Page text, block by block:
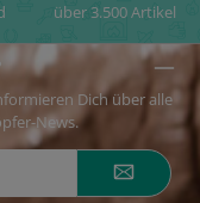
über 3.500 Artikel
Dich über alle
News.